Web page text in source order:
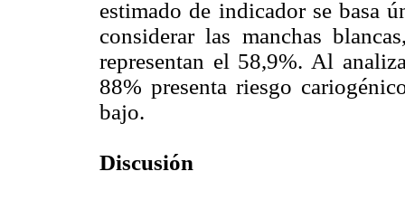
estimado de indicador se basa
considerar las manchas
representan el 58,9%. Al
88% presenta riesgo
bajo.
Discusión